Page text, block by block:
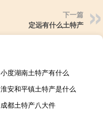
下一篇
定远有什么土特产
小度湖南土特产有什么
淮安和平镇土特产是什么
成都土特产八大件